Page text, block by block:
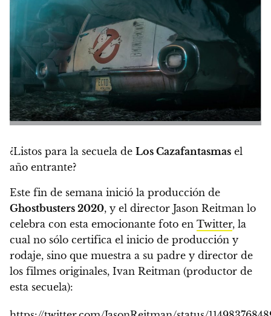
¿Listos para la secuela de Los Cazafantasmas el
año entrante?
Este fin de semana inició la producción de
Ghostbusters 2020, y el director Jason Reitman lo
celebra con esta emocionante foto en Twitter, la
cual no sólo certifica el inicio de producción y
rodaje, sino que muestra a su padre y director de
los filmes originales, Ivan Reitman (productor de
esta secuela):